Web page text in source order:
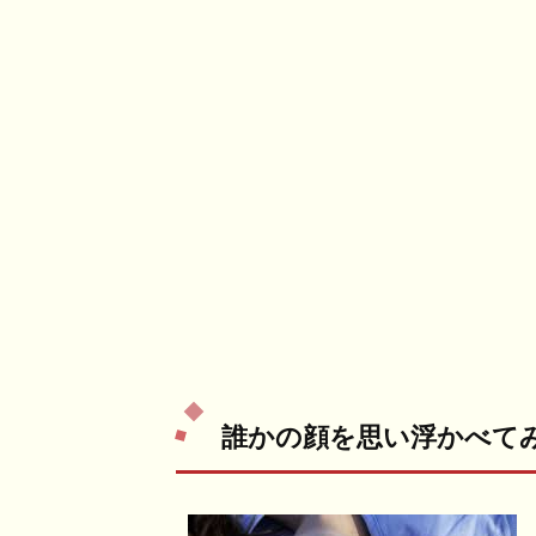
誰かの顔を思い浮かべて